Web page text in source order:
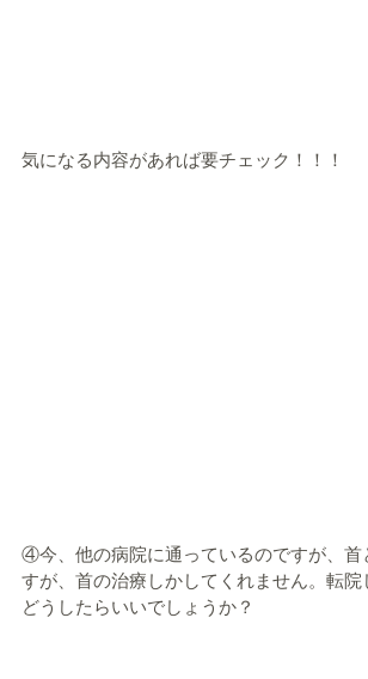
気になる内容があれば要チェック！！！
④今、他の病院に通っているのですが、首
すが、首の治療しかしてくれません。転院
どうしたらいいでしょうか？